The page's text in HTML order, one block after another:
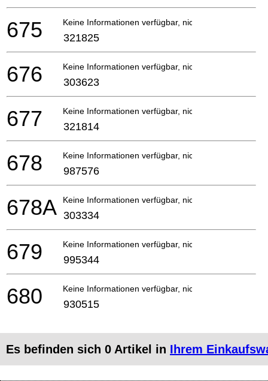
Keine Informationen verfügbar, nicht bestellbar
675 321825
Keine Informationen verfügbar, nicht bestellbar
676 303623
Keine Informationen verfügbar, nicht bestellbar
677 321814
Keine Informationen verfügbar, nicht bestellbar
678 987576
Keine Informationen verfügbar, nicht bestellbar
678A 303334
Keine Informationen verfügbar, nicht bestellbar
679 995344
Keine Informationen verfügbar, nicht bestellbar
680 930515
Es befinden sich 0 Artikel in Ihrem